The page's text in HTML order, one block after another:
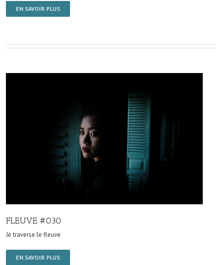
EN SAVOIR PLUS
FLEUVE #030
Je traverse le fleuve
EN SAVOIR PLUS